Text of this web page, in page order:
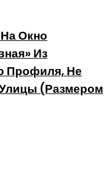
Окно
Из
Профиля, Не
(Размером